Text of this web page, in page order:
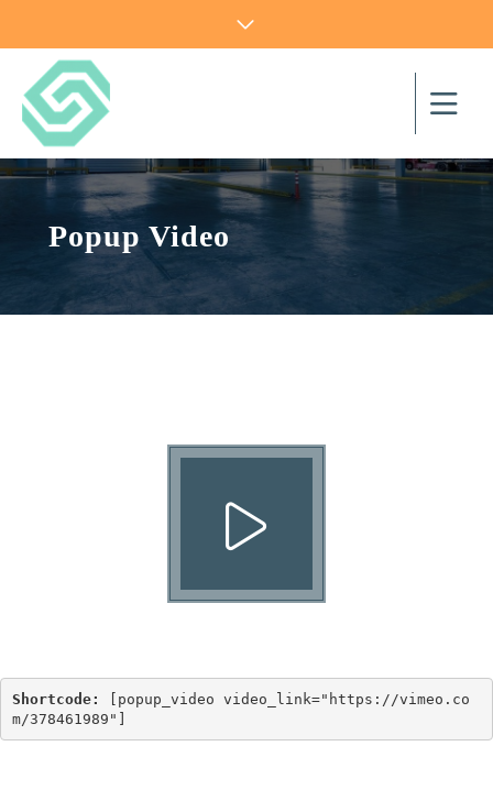
Popup Video
Shortcode: [ popup_video video_link="https://vimeo.co
m/378461989" ]